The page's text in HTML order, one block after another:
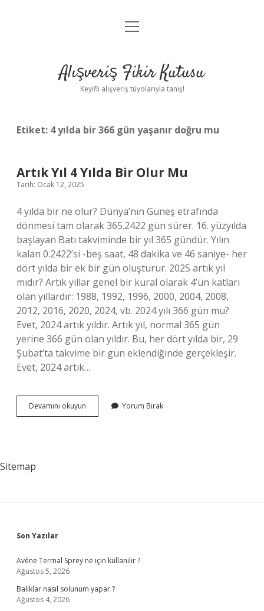
Anasayfa
Yasal Uyarı
menüyü
Alışveriş Fikir Kutusu
Keyifli alışveriş tüyolarıyla tanış!
Etiket: 4 yılda bir 366 gün yaşanır doğru mu
Artık Yıl 4 Yılda Bir Olur Mu
Tarih: Ocak 12, 2025
4 yılda bir ne olur? Dünya’nın Güneş etrafında
dönmesi tam olarak 365.2422 gün sürer. 16. yüzyılda
başlayan Batı takviminde bir yıl 365 gündür. Yılın
kalan 0.2422’si -beş saat, 48 dakika ve 46 saniye- her
dört yılda bir ek bir gün oluşturur. 2025 artık yıl
mıdır? Artık yıllar genel bir kural olarak 4’ün katları
olan yıllardır: 1988, 1992, 1996, 2000, 2004, 2008,
2012, 2016, 2020, 2024, vb. 2024 yılı 366 gün mu?
Evet, 2024 artık yıldır. Artık yıl, normal 365 gün
yerine 366 gün olan yıldır. Bu, her dört yılda bir, 29
Şubat’ta takvime bir gün eklendiğinde gerçekleşir.
Evet, 2024 artık…
Devamını okuyun
Yıl
Yorum Bırak
Sitemap
Sidebar
Son Yazılar
Avène Termal Sprey ne için kullanılır ?
Ağustos 5, 2026
Balıklar nasıl solunum yapar ?
Ağustos 4, 2026